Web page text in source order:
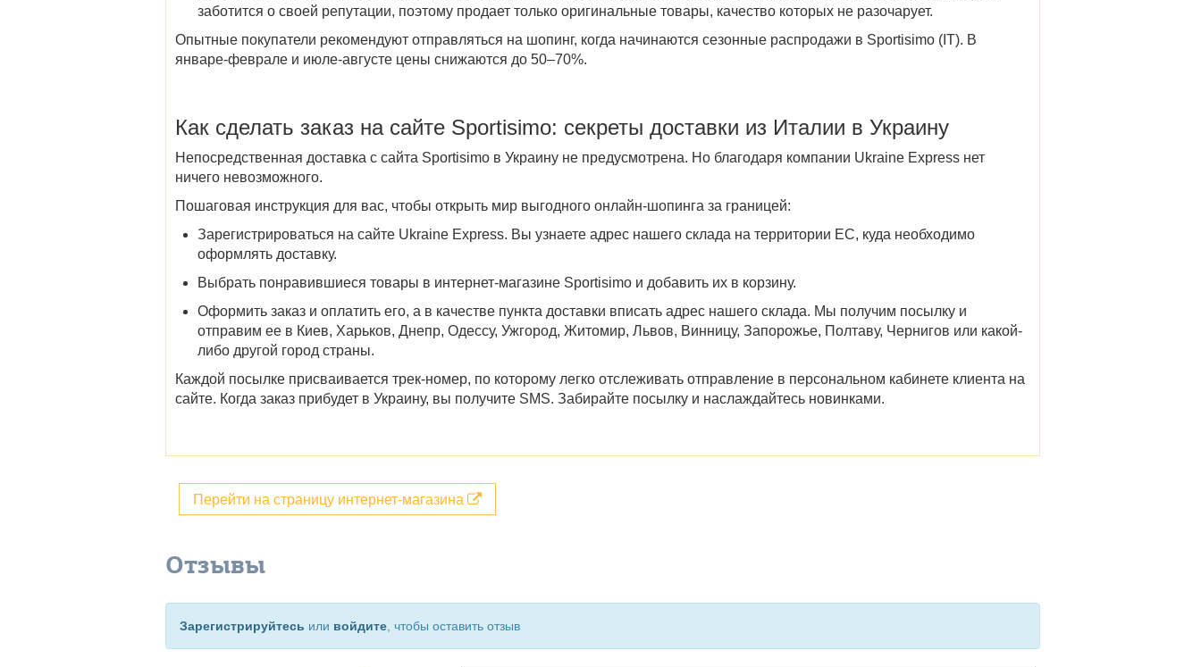
заботится о своей репутации, поэтому продает только оригинальные товары, качество которых не разочарует.
Опытные покупатели рекомендуют отправляться на шопинг, когда начинаются сезонные распродажи в Sportisimo (IT). В
январе-феврале и июле-августе цены снижаются до 50–70%.
Как сделать заказ насайте Sportisimo: секреты доставки из Италии в Украину
Непосредственная доставка с сайта Sportisimo в Украину не предусмотрена. Но благодаря компании Ukraine Express нет
ничего невозможного.
Пошаговая инструкция для вас, чтобы открыть мир выгодного онлайн-шопинга за границей:
Зарегистрироваться на сайте Ukraine Express. Вы узнаете адрес нашего склада на территории ЕС, куда необходимо
оформлять доставку.
Выбрать понравившиеся товары в интернет-магазине Sportisimo и добавить их в корзину.
Оформить заказ и оплатить его, а в качестве пункта доставки вписать адрес нашего склада. Мы получим посылку и
отправим ее в Киев, Харьков, Днепр, Одессу, Ужгород, Житомир, Львов, Винницу, Запорожье, Полтаву, Чернигов или какой-
либо другой город страны.
Каждой посылке присваивается трек-номер, по которому легко отслеживать отправление в персональном кабинете клиента на
сайте. Когда заказ прибудет в Украину, вы получите SMS. Забирайте посылку и наслаждайтесь новинками.
Перейти на страницу интернет-магазина
Отзывы
Зарегистрируйтесь или войдите , чтобы оставить отзыв